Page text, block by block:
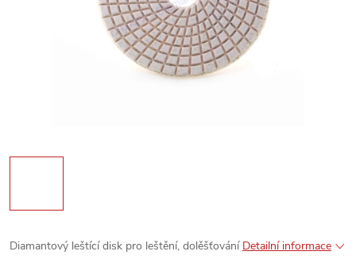
Diamantový leštící disk pro leštění, dolěšťování Detailní informace